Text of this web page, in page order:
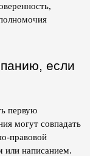
если
первую
могут совпадать
правовой
или написанием.